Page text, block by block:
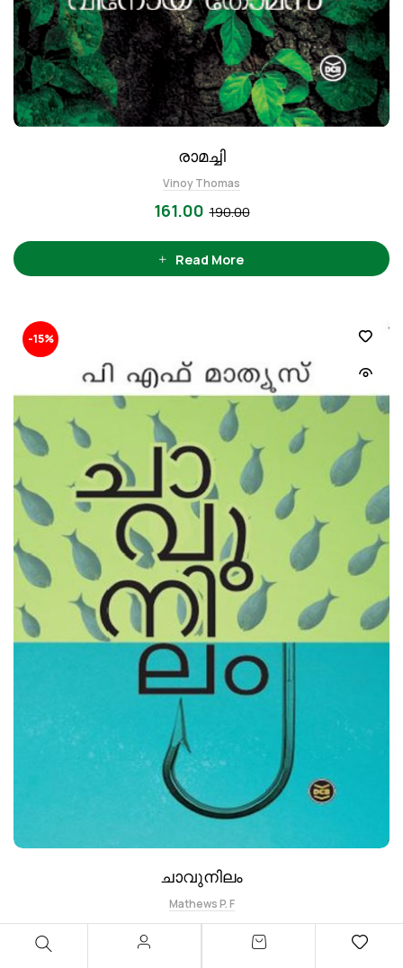
രാമച്ചി
Vinoy Thomas
190.00
161.00
Read More
-15%
ചാവുനിലം
Mathews P. F
187.00